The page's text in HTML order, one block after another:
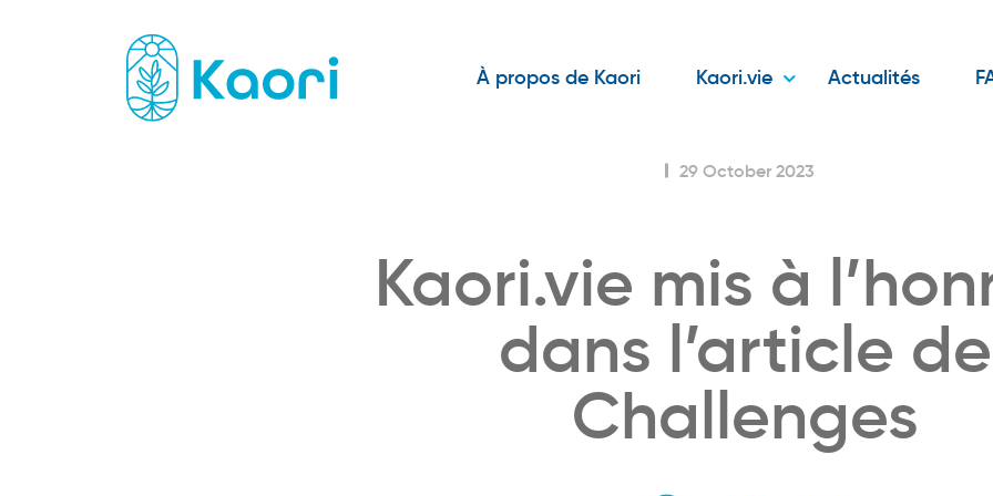
À propos de Kaori Kaori.vie Actualités
29 October 2023
Kaori.vie mis à
dans l’article de
Challenges